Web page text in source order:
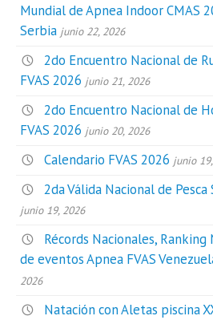
Mundial de Apnea Indoor CMAS
Serbia junio 22, 2026
2do Encuentro Nacional de
FVAS 2026 junio 21, 2026
2do Encuentro Nacional de
FVAS 2026 junio 20, 2026
Calendario FVAS 2026 junio
2da Válida Nacional de
junio 19, 2026
Récords Nacionales,
de eventos Apnea FVAS
2026
Natación con Aletas piscina